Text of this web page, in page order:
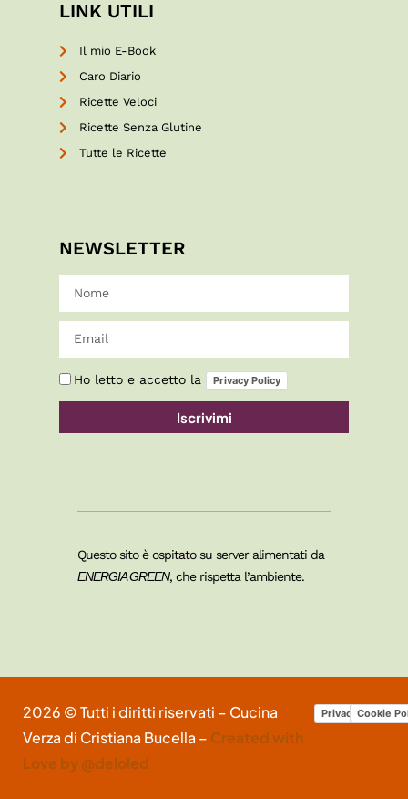
LINK UTILI
Il mio E-Book
Caro Diario
Ricette Veloci
Ricette Senza Glutine
Tutte le Ricette
NEWSLETTER
Ho letto e accetto la Privacy Policy
Iscrivimi
Questo sito è ospitato su server alimentati da
ENERGIA GREEN, che rispetta l’ambiente.
2026 © Tutti i diritti riservati – Cucina
Verza di Cristiana Bucella – Created with
Love by @deloled
Privacy Policy
Cookie